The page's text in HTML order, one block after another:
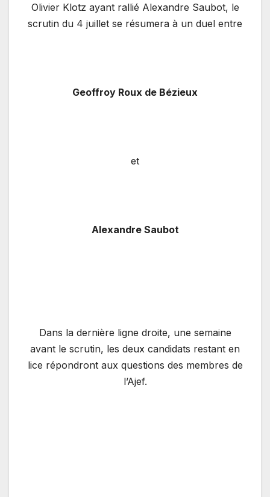
Olivier Klotz ayant rallié Alexandre Saubot, le
scrutin du 4 juillet se résumera à un duel entre
Geoffroy Roux de Bézieux
et
Alexandre Saubot
Dans la dernière ligne droite, une semaine
avant le scrutin, les deux candidats restant en
lice répondront aux questions des membres de
l’Ajef.